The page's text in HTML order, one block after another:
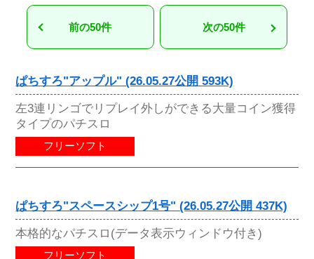
前の50件 次の50件
ぱちすろ"アップル" (26.05.27公開 593K)
左3連リンゴでリプレイ外しができる大量コイン獲得
タイプのパチスロ
フリーソフト
ぱちすろ"スペースシップ1号" (26.05.27公開 437K)
本格的なパチスロ(データ表示ウィンドウ付き)
フリーソフト